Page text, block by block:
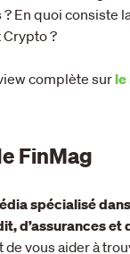
? En quoi consiste
Crypto ?
complète surle
FinMag
spécialisé
d’assurances et
de vous aider à